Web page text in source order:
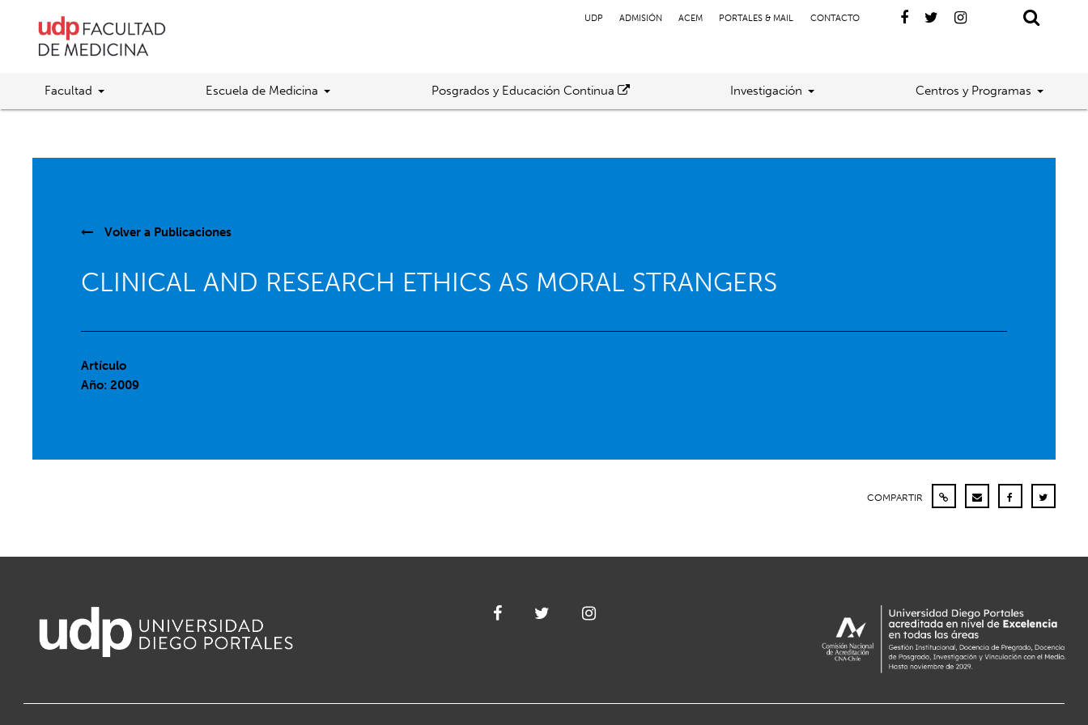
UDP ADMISIÓN ACEM PORTALES & MAIL CONTACTO
Facultad Escuela de Medicina Posgrados y Educación Continua Investigación Centros y Programas
Volver a Publicaciones
CLINICAL AND RESEARCH ETHICS AS MORAL STRANGERS
Artículo
Año: 2009
COMPARTIR